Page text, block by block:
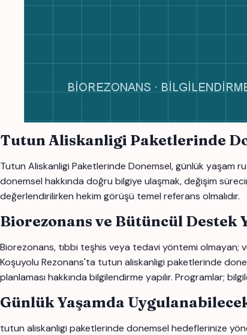
Tutun Aliskanligi Paketlerinde
Tutun Aliskanligi Paketlerinde Donemsel, günlük yaşam
donemsel hakkında doğru bilgiye ulaşmak, değişim
değerlendirilirken hekim görüşü temel referans olmalıdır.
Biorezonans ve Bütüncül Destek
Biorezonans, tıbbi teşhis veya tedavi yöntemi olmayan;
Koşuyolu Rezonans'ta tutun aliskanligi paketlerinde
planlaması hakkında bilgilendirme yapılır. Programlar;
Günlük Yaşamda
tutun aliskanligi paketlerinde donemsel hedeflerinize